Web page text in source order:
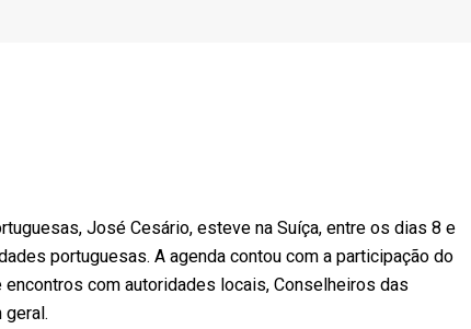
José Cesário, esteve na Suíça, entre os dias 8 e
portuguesas. A agenda contou com a participação do
com autoridades locais, Conselheiros das